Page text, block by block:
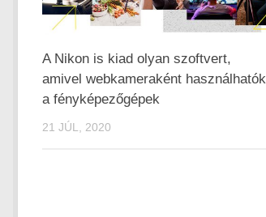
A Nikon is kiad olyan szoftvert,
amivel webkameraként használhatók
a fényképezőgépek
21 JÚL, 2020